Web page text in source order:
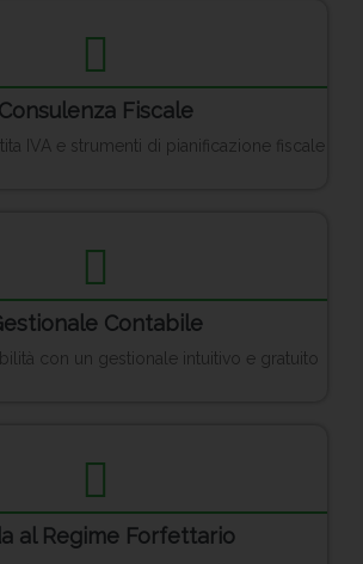
Consulenza Fiscale
IVA e strumenti di pianificazione fiscale
Contabile
con un gestionale intuitivo e gratuito
al Regime Forfettario